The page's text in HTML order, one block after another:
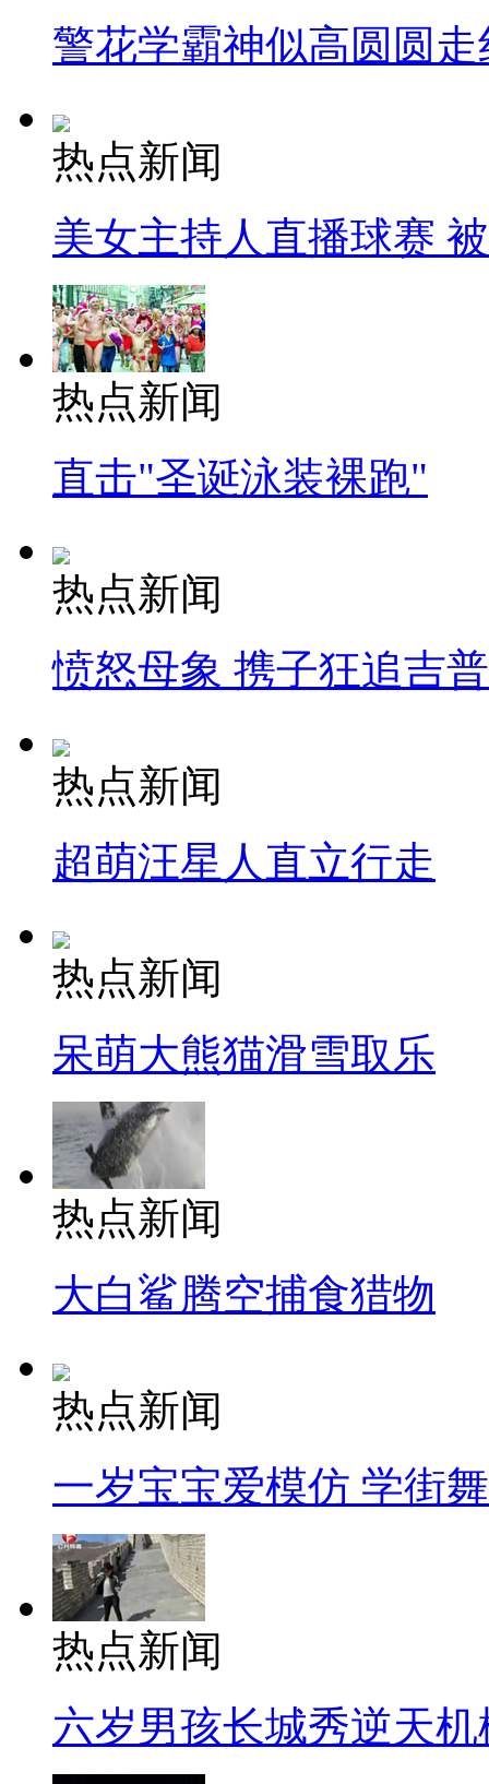
警花学霸神似高圆圆走
热点新闻
美女主持人直播球赛
热点新闻
直击"圣诞泳装裸跑"
热点新闻
愤怒母象 携子狂追吉
热点新闻
超萌汪星人直立行走
热点新闻
呆萌大熊猫滑雪取乐
热点新闻
大白鲨腾空捕食猎物
热点新闻
一岁宝宝爱模仿 学街
热点新闻
六岁男孩长城秀逆天机